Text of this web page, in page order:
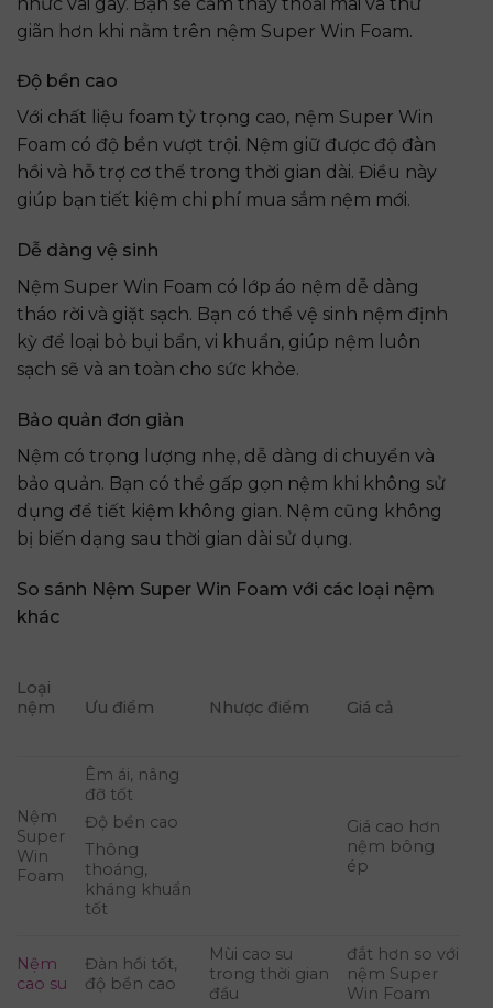
giãn hơn khi nằm trên nệm Super Win Foam.
Độ bền cao
Với chất liệu foam tỷ trọng cao, nệm Super Win
Foam có độ bền vượt trội. Nệm giữ được độ đàn
hồi và hỗ trợ cơ thể trong thời gian dài. Điều này
giúp bạn tiết kiệm chi phí mua sắm nệm mới.
Dễ dàng vệ sinh
Nệm Super Win Foam có lớp áo nệm dễ dàng
tháo rời và giặt sạch. Bạn có thể vệ sinh nệm định
kỳ để loại bỏ bụi bẩn, vi khuẩn, giúp nệm luôn
sạch sẽ và an toàn cho sức khỏe.
Bảo quản đơn giản
Nệm có trọng lượng nhẹ, dễ dàng di chuyển và
bảo quản. Bạn có thể gấp gọn nệm khi không sử
dụng để tiết kiệm không gian. Nệm cũng không
bị biến dạng sau thời gian dài sử dụng.
So sánh Nệm Super Win Foam với các loại nệm
khác
Loại
nệm
Ưu điểm Nhược điểm Giá cả
Nệm
Super
Win
Foam
Êm ái, nâng
đỡ tốt
Độ bền cao
Thông
thoáng,
kháng khuẩn
tốt
Giá cao hơn
nệm bông
ép
Nệm
cao su
Đàn hồi tốt,
độ bền cao
Mùi cao su
trong thời gian
đầu
đắt hơn so với
nệm Super
Win Foam